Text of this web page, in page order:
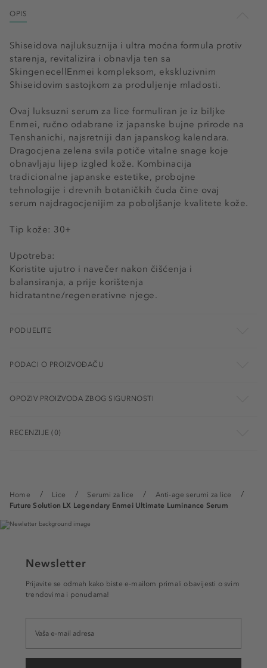
Home Lice Serumi za lice
Anti-age serumi za lice
Future Solution LX Legendary Enmei Ultimate Luminance Serum
OPIS
Shiseidova najluksuznija i ultra moćna formula protiv
starenja, revitalizira i obnavlja ten sa
SkingenecellEnmei kompleksom, ekskluzivnim
Shiseidovim sastojkom za produljenje mladosti.
Ovaj luksuzni serum za lice formuliran je iz biljke
Enmei, ručno odabrane iz japanske bujne prirode na
Tenshanichi, najsretniji dan japanskog kalendara.
Dragocjena zelena svila potiče vitalne snage koje
obnavljaju lijep izgled kože. Kombinacija
tradicionalne japanske estetike, probojne
tehnologije i drevnih botaničkih čuda čine ovaj
serum najdragocjenijim za poboljšanje kvalitete kože.
Tip kože: 30+
Upotreba:
Koristite ujutro i navečer nakon čišćenja i
balansiranja, a prije korištenja
hidratantne/regenerativne njege.
PODIJELITE
PODACI O PROIZVOĐAČU
OPOZIV PROIZVODA ZBOG SIGURNOSTI
RECENZIJE (0)
Newsletter
Prijavite se odmah kako biste e-mailom primali obavijesti o svim
trendovima i ponudama!